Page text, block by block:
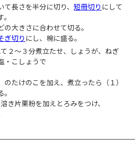
て長さを半分に切り、 短冊切り にして
の大きさに合わせて切る。
ぎ切り にし、椀に盛る。
２～３分煮立たせ、しょうが、ねぎ
・こしょうで
のたけのこを加え、煮立ったら（１）
き片栗粉を加えとろみをつけ、